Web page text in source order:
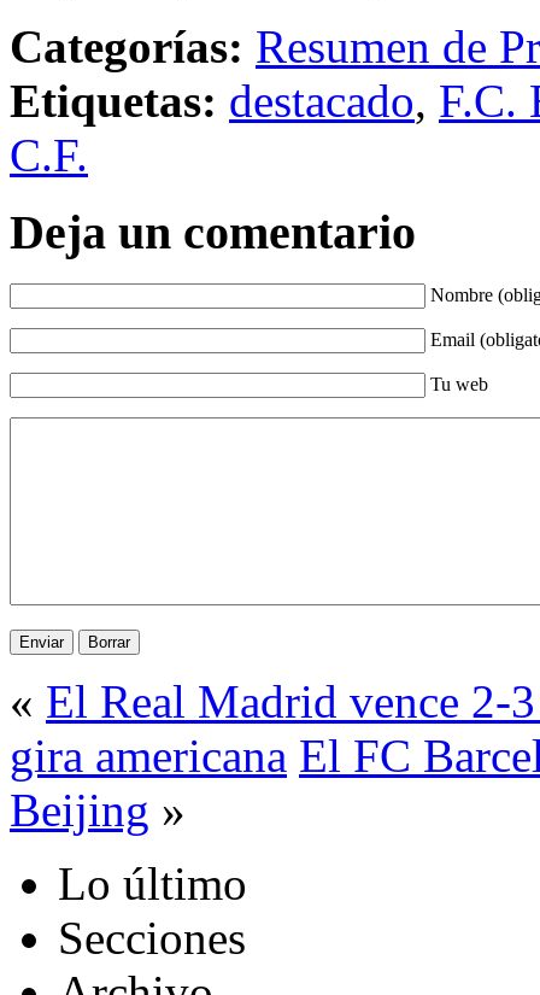
Categorías: Resumen de
Etiquetas: destacado, F.C.
C.F.
Deja un comentario
Nombre
Email
Tu web
« El Real Madrid vence 2-
gira americana El FC
Beijing »
Lo último
Secciones